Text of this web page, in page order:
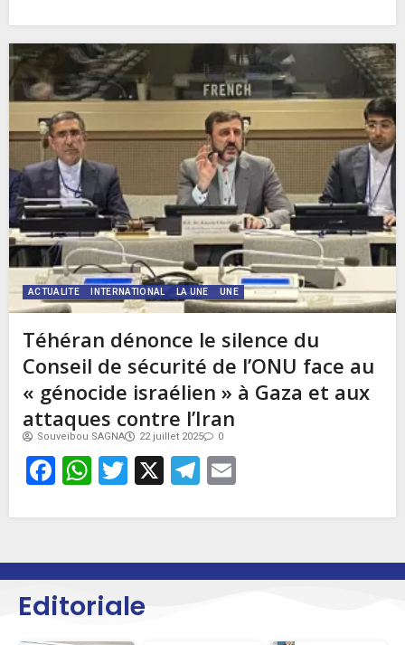
ACTUALITE INTERNATIONAL LA UNE UNE
Téhéran dénonce le silence du
Conseil de sécurité de l’ONU face au
« génocide israélien » à Gaza et aux
attaques contre l’Iran
Souveibou SAGNA 22 juillet 2025 0
Facebook
WhatsApp
Twitter
X Telegram
Editoriale